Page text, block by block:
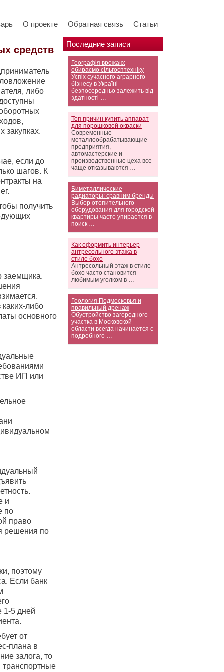
О проекте Обратная связь Статьи
Последние записи
Географія врожаю:
обираємо сільгосптехніку
Успіх сучасного аграрного
бізнесу в Україні
безпосередньо залежить від
здатності …
Топ причин купить аппарат
для порошковой окраски
Современные
металлообрабатывающие
предприятия,
автомастерские и
производственные цеха все
чаще отказываются …
Биметаллические
радиаторы: сравним бренды
Выбор отопительного
оборудования для городской
квартиры часто упирается в
поиск …
Как оформить интерьер
антресольного этажа в
стиле бохо
Антресольный этаж в стиле
бохо часто становится
любимым уголком в …
Геология Подмосковья и
правильный дренаж
Обустройство загородного
участка в Московской
области всегда начинается с
подробного …
средств
либо
закупках.
если до
шагов. К
на
получить
заемщика.
либо
основного
ИП или
и
по
право
решения по
поэтому
Если банк
1-5 дней
от
плана в
залога, то